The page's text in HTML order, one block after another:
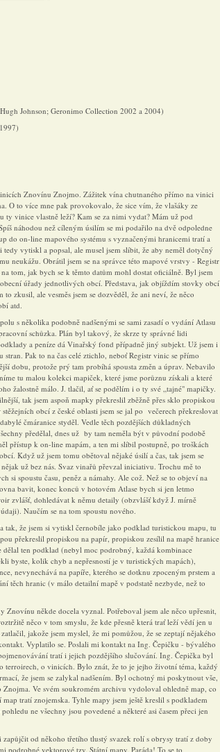
Johnson; Geronimo Collection 2002 a 2004)
Znovínu Znojmo. Zážitek vína chutnaného přímo na vinici
O to více mne pak provokovalo, že sice vím, že vlašáky ze
ty vinice vlastně leží? Kam se za nimi vydat? Mám už pod
náhodou než cíleným úsilím se mi podařilo na dvě odpoledne
do on-line mapového systému s vyznačenými hranicemi tratí a
vytiskl a popsal, ale musel jsem slíbit, že aby neměl dotyčný
neukážu. Obrátil jsem se na správce této mapové vrstvy - Registr
tom, jak bych se k těmto datům mohl dostat oficiálně. Byl jsem
úřady jednotlivých obcí. Představa, jak objíždím stovky obcí
zkusil, ale vesměs jsem se dozvěděl, že ani neví, že něco
atd.
s několika podobně nadšenými se sami zasadí o vydání Atlasu
schůzka. Plán byl takový, že skrze ty správné lidi
a peníze dá Vinařský fond případně jiný subjekt. Už jsem i
Pak to na čas celé ztichlo, neboť Registr vinic se přímo
dobu, protože prý tam probíhá spousta změn a úprav. Nebavilo
tu malou kolekci mapiček, které jsme porůznu získali a které
žalostně málo. J. tlačil, ať se podělím i o ty své „tajné" mapičky.
tak jsem aspoň mapky překreslil zběžně přes sklo propiskou
obcí z české oblasti jsem se jal po večerech překreslovat
čmáranice styděl. Vedle těch pozdějších důkladných
předělal, dnes už by tam neměla být v původní podobě
přístup k on-line mapám, a ten mi slíbil postupně, po troškách
Když už jsem tomu obětoval nějaké úsilí a čas, tak jsem se
už bez nás. Svaz vinařů převzal iniciativu. Trochu mě to
spoustu času, peněz a námahy. Ale což. Než se to objeví na
bavit, konec konců v hotovém Atlase bych si jen letmo
zvlášť, dohledávat k němu detaily (obzvlášť když J. mírně
Naučím se na tom spoustu nového.
tak, že jsem si vytiskl černobíle jako podklad turistickou mapu, tu
překreslil propiskou na papír, propiskou zesílil na mapě hranice
ten podklad (nebyl moc podrobný, každá kombinace
byste, kolik chyb a nepřesností je v turistických mapách),
nevynechává na papíře, kterého se dotknu zpoceným prstem a
těch hranic (v málo detailní mapě v podstatě nezbyde, než to
Znovínu někde docela vyznal. Potřeboval jsem ale něco upřesnit,
něco v tom smyslu, že kde přesně která trať leží vědí jen u
jakože jsem myslel, že mi pomůžou, že se zeptají nějakého
Vyplatilo se. Poslali mi kontakt na Ing. Čepičku - bývalého
tratí i jejich pozdějšího slučování. Ing. Čepička byl
o vinicích. Bylo znát, že to je jejho životní téma, každý
že jsem se zalykal nadšením. Byl ochotný mi poskytnout vše,
Ve svém soukromém archivu vydoloval ohledně map, co
tratí znojemska. Tyhle mapy jsem ještě kreslil s podkladem
ne všechny jsou povedené a některé asi časem přeci jen
od někoho třetího tlustý svazek rolí s obrysy tratí z doby
podrobné vektorové tzv. Státní mapy. Paráda! To se to